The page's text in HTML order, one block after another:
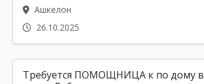
Ашкелон
26.10.2025
Требуется ПОМОЩНИЦА к по дому в